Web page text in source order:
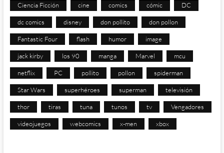
Ciencia Ficción cine comics cómic DC
dc comics disney don pollito don pollon
Fantastic Four flash humor image
jack kirby los 90 manga Marvel mcu
netflix PC pollito pollon spiderman
Star Wars superhéroes superman televisión
thor tiras tuna tunos tv Vengadores
videojuegos webcomics x-men xbox